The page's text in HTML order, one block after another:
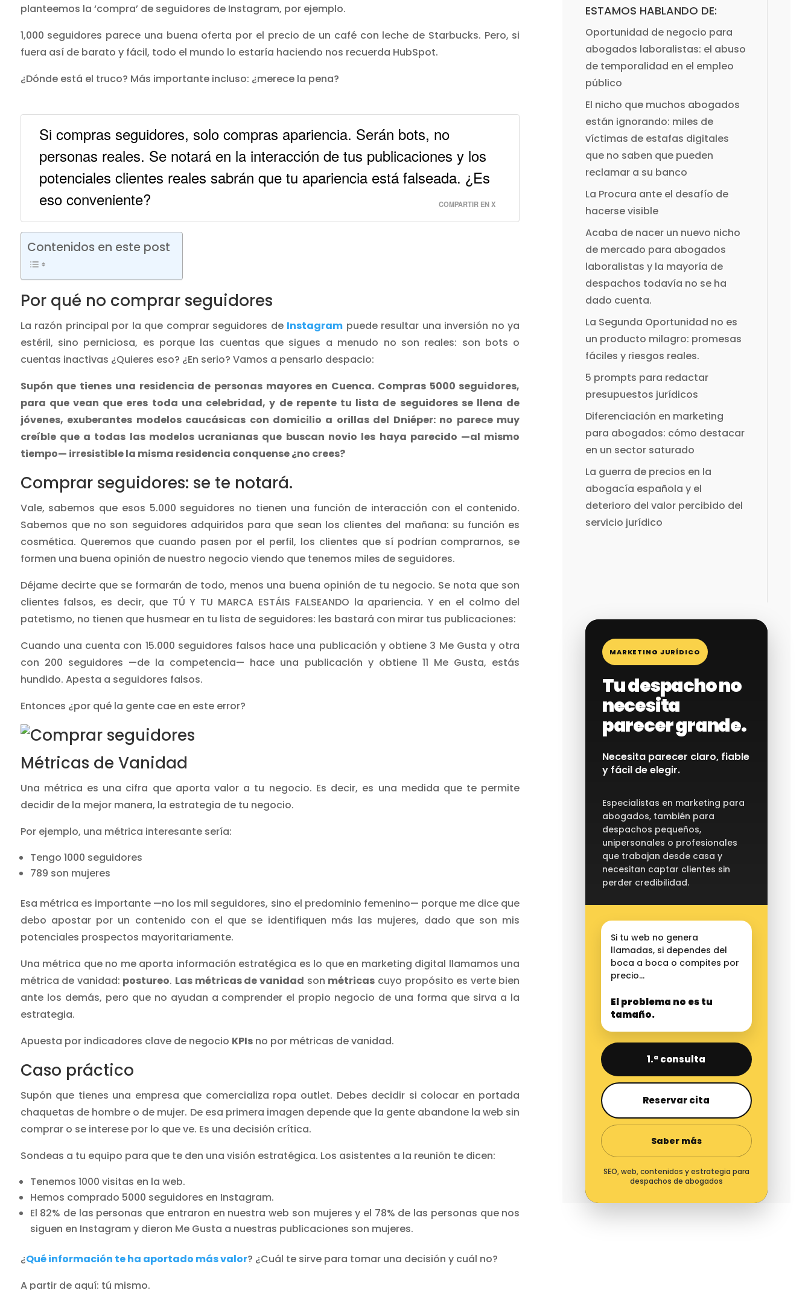
planteemos la ‘compra’ de seguidores de Instagram, por ejemplo.
1,000 seguidores parece una buena oferta por el precio de un café con leche de Starbucks. Pero, si
fuera así de barato y fácil, todo el mundo lo estaría haciendo nos recuerda HubSpot.
¿Dónde está el truco? Más importante incluso: ¿merece la pena?
Si compras seguidores, solo compras apariencia. Serán bots, no
personas reales. Se notará en la interacción de tus publicaciones y los
potenciales clientes reales sabrán que tu apariencia está falseada. ¿Es
eso conveniente?
COMPARTIR EN X
Contenidos en este post
Por qué no comprar seguidores
La razón principal por la que comprar seguidores de Instagram puede resultar una inversión no ya
estéril, sino perniciosa, es porque las cuentas que sigues a menudo no son reales: son bots o
cuentas inactivas ¿Quieres eso? ¿En serio? Vamos a pensarlo despacio:
Supón que tienes una residencia de personas mayores en Cuenca. Compras 5000 seguidores,
para que vean que eres toda una celebridad, y de repente tu lista de seguidores se llena de
jóvenes, exuberantes modelos caucásicas con domicilio a orillas del Dniéper: no parece muy
creíble que a todas las modelos ucranianas que buscan novio les haya parecido —al mismo
tiempo— irresistible la misma residencia conquense ¿no crees?
Comprar seguidores: se te notará.
Vale, sabemos que esos 5.000 seguidores no tienen una función de interacción con el contenido.
Sabemos que no son seguidores adquiridos para que sean los clientes del mañana: su función es
cosmética. Queremos que cuando pasen por el perfil, los clientes que sí podrían comprarnos, se
formen una buena opinión de nuestro negocio viendo que tenemos miles de seguidores.
Déjame decirte que se formarán de todo, menos una buena opinión de tu negocio. Se nota que son
clientes falsos, es decir, que TÚ Y TU MARCA ESTÁIS FALSEANDO la apariencia. Y en el colmo del
patetismo, no tienen que husmear en tu lista de seguidores: les bastará con mirar tus publicaciones:
Cuando una cuenta con 15.000 seguidores falsos hace una publicación y obtiene 3 Me Gusta y otra
con 200 seguidores —de la competencia— hace una publicación y obtiene 11 Me Gusta, estás
hundido. Apesta a seguidores falsos.
Entonces ¿por qué la gente cae en este error?
Métricas de Vanidad
Una métrica es una cifra que aporta valor a tu negocio. Es decir, es una medida que te permite
decidir de la mejor manera, la estrategia de tu negocio.
Por ejemplo, una métrica interesante sería:
Tengo 1000 seguidores
789 son mujeres
Esa métrica es importante —no los mil seguidores, sino el predominio femenino— porque me dice que
debo apostar por un contenido con el que se identifiquen más las mujeres, dado que son mis
potenciales prospectos mayoritariamente.
Una métrica que no me aporta información estratégica es lo que en marketing digital llamamos una
métrica de vanidad: postureo. Las métricas de vanidad son métricas cuyo propósito es verte bien
ante los demás, pero que no ayudan a comprender el propio negocio de una forma que sirva a la
estrategia.
Apuesta por indicadores clave de negocio KPIsno por métricas de vanidad.
Caso práctico
Supón que tienes una empresa que comercializa ropa outlet. Debes decidir si colocar en portada
chaquetas de hombre o de mujer. De esa primera imagen depende que la gente abandone la web sin
comprar o se interese por lo que ve. Es una decisión crítica.
Sondeas a tu equipo para que te den una visión estratégica. Los asistentes a la reunión te dicen:
Tenemos 1000 visitas en la web.
Hemos comprado 5000 seguidores en Instagram.
El 82% de las personas que entraron en nuestra web son mujeres y el 78% de las personas que nos
siguen en Instagram y dieron Me Gusta a nuestras publicaciones son mujeres.
¿Qué información te ha aportado más valor? ¿Cuál te sirve para tomar una decisión y cuál no?
A partir de aquí: tú mismo.
ESTAMOS HABLANDO DE:
Oportunidad de negocio para
abogados laboralistas: el abuso
de temporalidad en el empleo
público
El nicho que muchos abogados
están ignorando: miles de
víctimas de estafas digitales
que no saben que pueden
reclamar a su banco
La Procura ante el desafío de
hacerse visible
Acaba de nacer un nuevo nicho
de mercado para abogados
laboralistas y la mayoría de
despachos todavía no se ha
dado cuenta.
La Segunda Oportunidad no es
un producto milagro: promesas
fáciles y riesgos reales.
5 prompts para redactar
presupuestos jurídicos
Diferenciación en marketing
para abogados: cómo destacar
en un sector saturado
La guerra de precios en la
abogacía española y el
deterioro del valor percibido del
servicio jurídico
MARKETING JURÍDICO
Tu despacho no
necesita
parecer grande.
Necesita parecer claro, fiable
y fácil de elegir.
Especialistas en marketing para
abogados, también para
despachos pequeños,
unipersonales o profesionales
que trabajan desde casa y
necesitan captar clientes sin
perder credibilidad.
Si tu web no genera
llamadas, si dependes del
boca a boca o compites por
precio…
El problema no es tu
tamaño.
1.ª consulta
Reservar cita
Saber más
SEO, web, contenidos y estrategia para
despachos de abogados